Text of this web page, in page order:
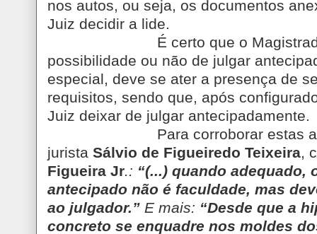
nos autos, ou seja, os documentos
Juiz decidir a lide.
É certo que o
possibilidade ou não de julgar
especial, deve se ater a presença de
requisitos, sendo que, após
Juiz deixar de julgar antecipadamente.
Para corroborar estas
jurista Sálvio de Figueiredo Teixeira,
Figueira Jr.: “(...) quando adequado,
antecipado não é faculdade, mas
ao julgador.” E mais: “Desde que a
concreto se enquadre nos moldes